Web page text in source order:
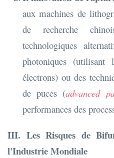
aux machines de
de recherche
technologiques
photoniques
électrons) ou des
de puces (advanced
performances des
III. Les Risques de
l'Industrie Mondiale